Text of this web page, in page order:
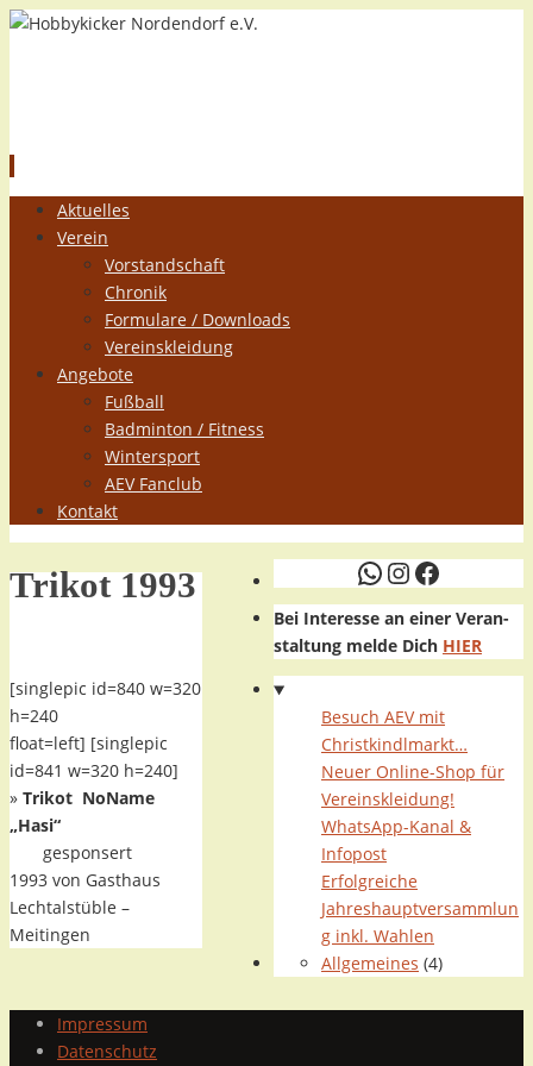
Zum
Inhalt
Aktuelles
Verein
Vorstandschaft
Chronik
Formulare / Downloads
Vereinskleidung
Angebote
Fußball
Badminton / Fitness
Wintersport
AEV Fanclub
Kontakt
Trikot 1993
[singlepic id=840 w=320
h=240
float=left] [singlepic
id=841 w=320 h=240]
» Trikot NoName
„Hasi“
gesponsert
1993 von Gasthaus
Lechtalstüble –
Meitingen
WhatsApp
Instagram
Bei Interesse an einer Veran-
staltung melde Dich HIER
Besuch AEV mit
Christkindlmarkt…
Neuer Online-Shop für
Vereinskleidung!
WhatsApp-Kanal &
Infopost
Erfolgreiche
Jahreshauptversammlun
g inkl. Wahlen
Allgemeines (4)
Impressum
Datenschutz